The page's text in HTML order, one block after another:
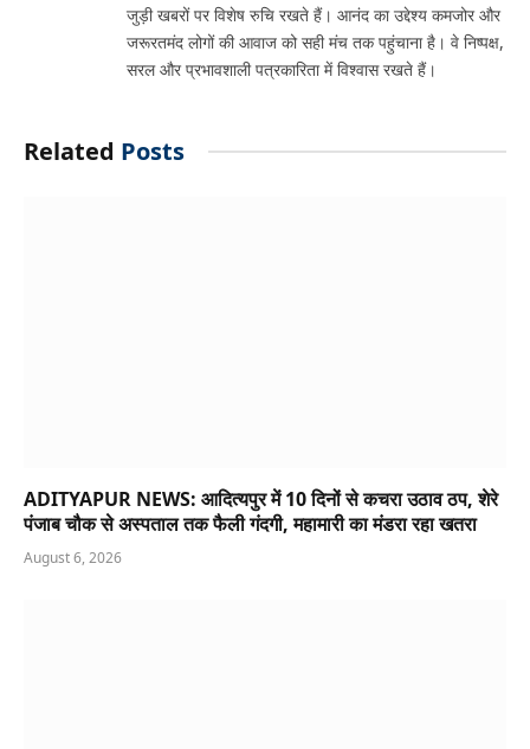
जुड़ी खबरों पर विशेष रुचि रखते हैं। आनंद का उद्देश्य कमजोर और
जरूरतमंद लोगों की आवाज को सही मंच तक पहुंचाना है। वे निष्पक्ष,
सरल और प्रभावशाली पत्रकारिता में विश्वास रखते हैं।
Related Posts
ADITYAPUR NEWS: आदित्यपुर में 10 दिनों से कचरा उठाव ठप, शेरे
पंजाब चौक से अस्पताल तक फैली गंदगी, महामारी का मंडरा रहा खतरा
August 6, 2026